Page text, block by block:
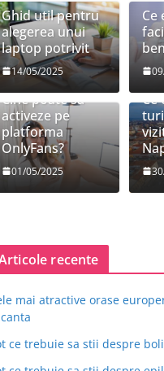
Ghid util pentru
alegerea unui
laptop potrivit
14/05/2025
Ce
Cine poate sa
activeze pe
platforma
OnlyFans?
01/05/2025
Ce
recente
mai atractive orase
ce trebuie sa stii despre